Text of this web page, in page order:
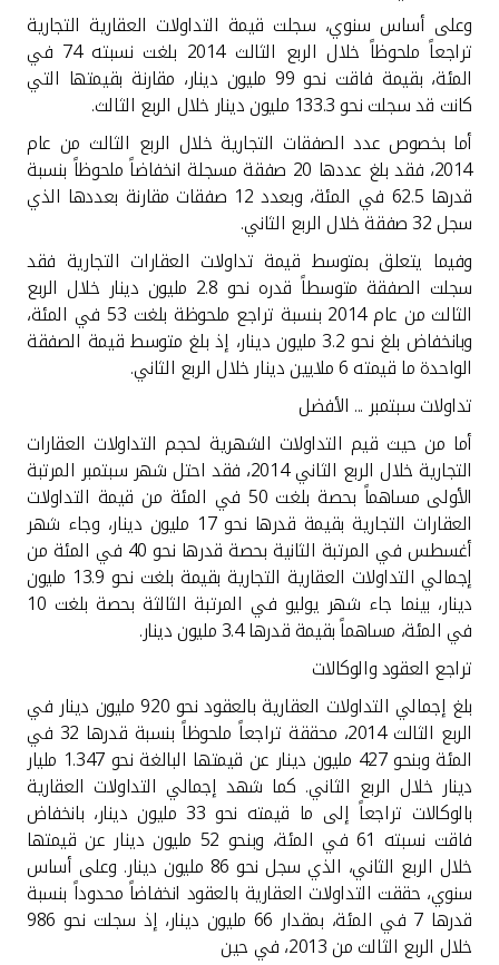
وعلى أساس سنوي، سجلت قيمة التداولات العقارية التجارية
تراجعاً ملحوظاً خلال الربع الثالث 2014 بلغت نسبته 74 في
المئة، بقيمة فاقت نحو 99 مليون دينار، مقارنة بقيمتها التي
كانت قد سجلت نحو 133.3 مليون دينار خلال الربع الثالث
.
أما بخصوص عدد الصفقات التجارية خلال الربع الثالث من عام
2014، فقد بلغ عددها 20 صفقة مسجلة انخفاضاً ملحوظاً بنسبة
قدرها 62.5 في المئة، وبعدد 12 صفقات مقارنة بعددها الذي
سجل 32 صفقة خلال الربع الثاني
.
وفيما يتعلق بمتوسط قيمة تداولات العقارات التجارية فقد
سجلت الصفقة متوسطاً قدره نحو 2.8 مليون دينار خلال الربع
الثالث من عام 2014 بنسبة تراجع ملحوظة بلغت 53 في المئة،
وبانخفاض بلغ نحو 3.2 مليون دينار، إذ بلغ متوسط قيمة الصفقة
الواحدة ما قيمته 6 ملايين دينار خلال الربع الثاني
.
تداولات سبتمبر ... الأفضل
أما من حيث قيم التداولات الشهرية لحجم التداولات العقارات
التجارية خلال الربع الثاني 2014، فقد احتل شهر سبتمبر المرتبة
الأولى مساهماً بحصة بلغت 50 في المئة من قيمة التداولات
العقارات التجارية بقيمة قدرها نحو 17 مليون دينار، وجاء شهر
أغسطس في المرتبة الثانية بحصة قدرها نحو 40 في المئة من
إجمالي التداولات العقارية التجارية بقيمة بلغت نحو 13.9 مليون
دينار، بينما جاء شهر يوليو في المرتبة الثالثة بحصة بلغت 10
في المئة، مساهماً بقيمة قدرها 3.4 مليون دينار
.
تراجع العقود والوكالات
بلغ إجمالي التداولات العقارية بالعقود نحو 920 مليون دينار في
الربع الثالث 2014، محققة تراجعاً ملحوظاً بنسبة قدرها 32 في
المئة وبنحو 427 مليون دينار عن قيمتها البالغة نحو 1.347 مليار
دينار خلال الربع الثاني. كما شهد إجمالي التداولات العقارية
بالوكالات تراجعاً إلى ما قيمته نحو 33 مليون دينار، بانخفاض
فاقت نسبته 61 في المئة، وبنحو 52 مليون دينار عن قيمتها
خلال الربع الثاني، الذي سجل نحو 86 مليون دينار. وعلى أساس
سنوي، حققت التداولات العقارية بالعقود انخفاضاً محدوداً بنسبة
قدرها 7 في المئة، بمقدار 66 مليون دينار، إذ سجلت نحو 986
خلال الربع الثالث من 2013، في حين